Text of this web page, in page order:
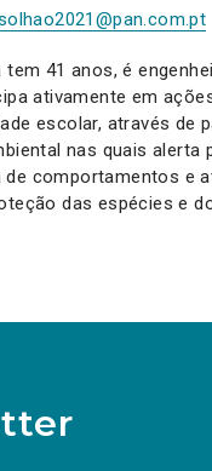
tem 41 anos, é
ativamente em
escolar, através de
nas quais alerta
de comportamentos e
das espécies e